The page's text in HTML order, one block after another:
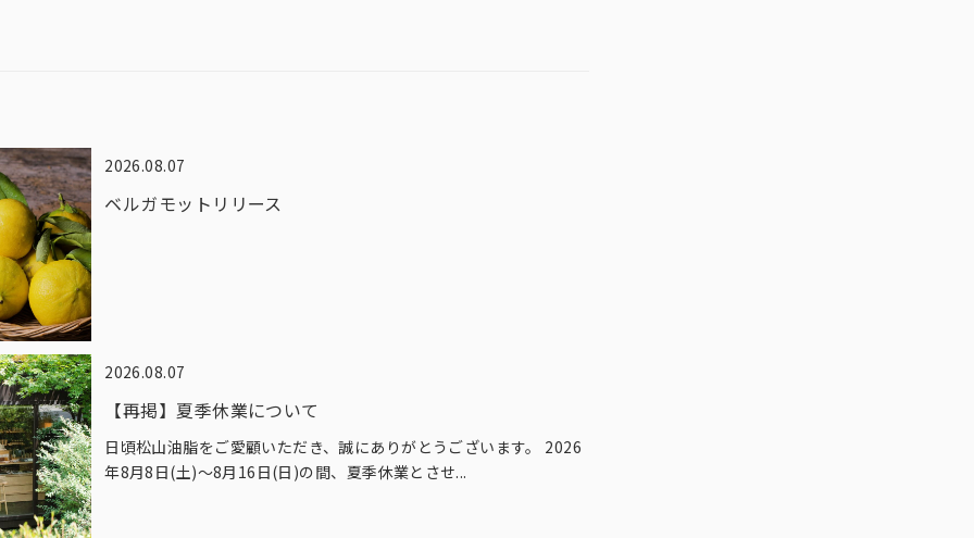
2026.08.07
ベルガモットリリース
2026.08.07
【再掲】夏季休業について
日頃松山油脂をご愛顧いただき、誠にありがとうございます。 2026
年8月8日(土)～8月16日(日)の間、夏季休業とさせ...